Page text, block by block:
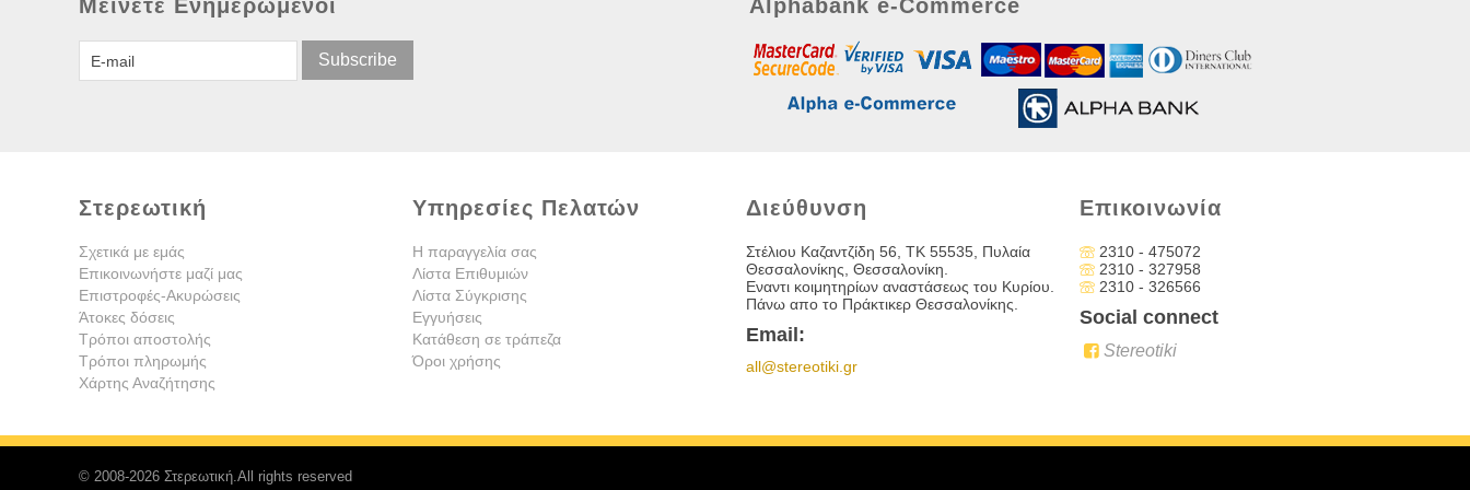
Μείνετε Ενημερωμένοι
Subscribe
Alphabank e-Commerce
Στερεωτική
Σχετικά με εμάς
Επικοινωνήστε μαζί μας
Επιστροφές-Ακυρώσεις
Άτοκες δόσεις
Τρόποι αποστολής
Τρόποι πληρωμής
Χάρτης Αναζήτησης
Υπηρεσίες Πελατών
Η παραγγελία σας
Λίστα Επιθυμιών
Λίστα Σύγκρισης
Εγγυήσεις
Κατάθεση σε τράπεζα
Όροι χρήσης
Διεύθυνση
Στέλιου Καζαντζίδη 56, TK 55535, Πυλαία
Θεσσαλονίκης, Θεσσαλονίκη.
Εναντι κοιμητηρίων αναστάσεως του Κυρίου.
Πάνω απο το Πράκτικερ Θεσσαλονίκης.
Email:
all@stereotiki.gr
Επικοινωνία
2310 - 475072
2310 - 327958
2310 - 326566
Social connect
Stereotiki
© 2008-2026 Στερεωτική.All rights reserved